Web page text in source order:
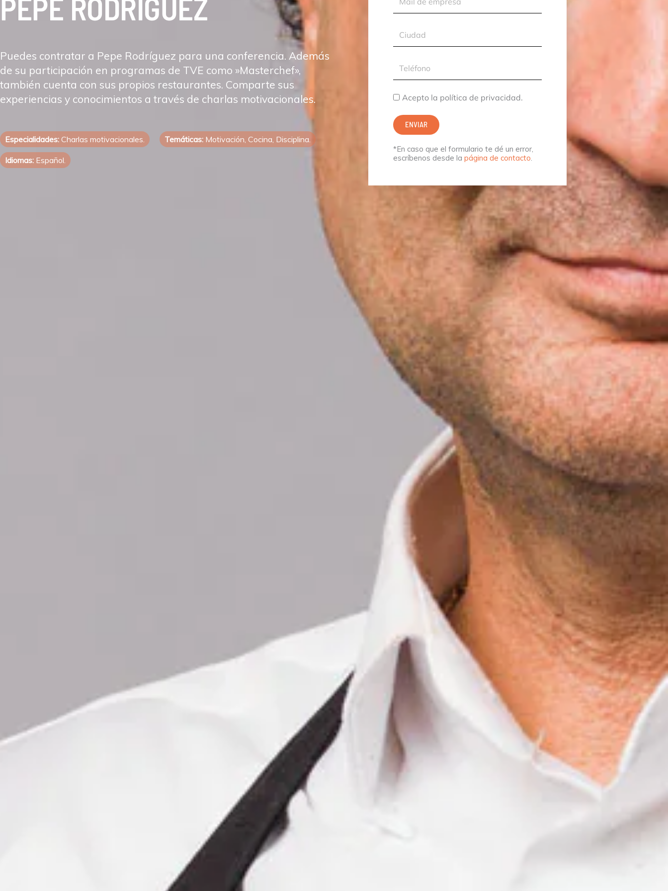
PEPE RODRÍGUEZ
Puedes contratar a Pepe Rodríguez para una conferencia. Además
de su participación en programas de TVE como »Masterchef»,
también cuenta con sus propios restaurantes. Comparte sus
experiencias y conocimientos a través de charlas motivacionales.
Especialidades: Charlas motivacionales. Temáticas: Motivación, Cocina, Disciplina.
Idiomas: Español.
de
Ciudad
Teléfono
Acepto
política
privacidad.
Acepto la política de privacidad.
ENVIAR
*En caso que el formulario te dé un error,
escríbenos desde la página de contacto